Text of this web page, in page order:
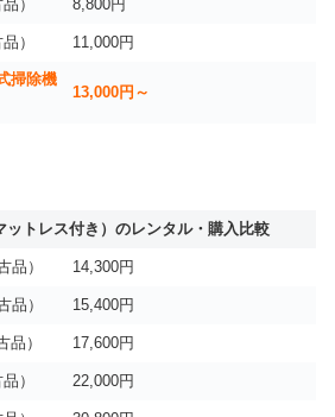
） 8,800円
） 11,000円
掃除機
13,000円～
ットレス付き）のレンタル・購入比較
品） 14,300円
品） 15,400円
） 17,600円
） 22,000円